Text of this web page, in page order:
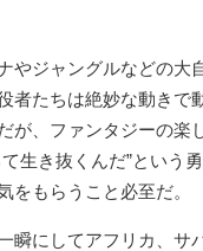
やジャングルなどの大
者たちは絶妙な動きで
が、ファンタジーの楽
生き抜くんだ”という
をもらうこと必至だ。
瞬にしてアフリカ、